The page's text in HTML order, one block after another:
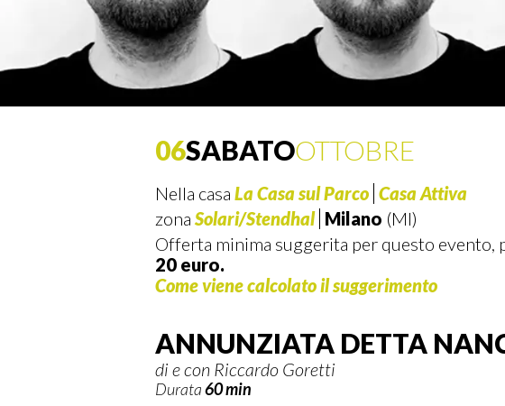
06SABATOOTTOBRE
Nella casa La Casa sul Parco Casa Attiva
zona Solari/Stendhal Milano (MI)
Offerta minima suggerita per questo evento,
20 euro.
Come viene calcolato il suggerimento
ANNUNZIATA DETTA
di e con Riccardo Goretti
Durata60 min